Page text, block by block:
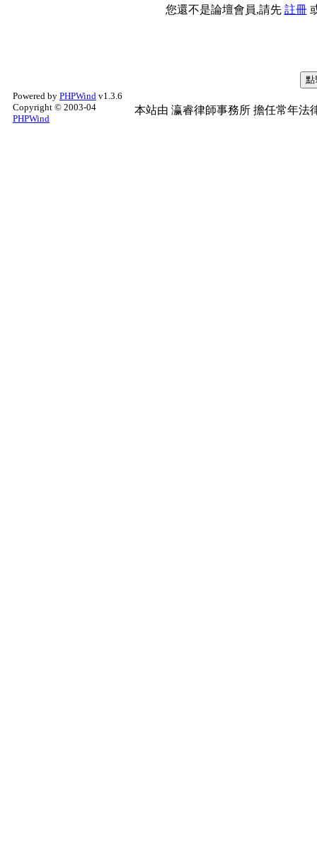
您還不是論壇會員,請先 註冊
Powered by PHPWind v1.3.6
Copyright © 2003-04
PHPWind
本站由 瀛睿律師事務所 擔任常年法